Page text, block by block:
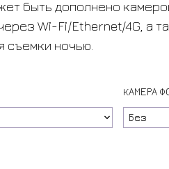
быть дополнено
Wi-Fi/Ethernet/4G, а
съемки ночью.
КАМЕРА